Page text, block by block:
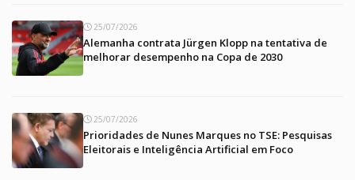
25/07/2026
Alemanha contrata Jürgen Klopp na tentativa de
melhorar desempenho na Copa de 2030
25/07/2026
Prioridades de Nunes Marques no TSE: Pesquisas
Eleitorais e Inteligência Artificial em Foco